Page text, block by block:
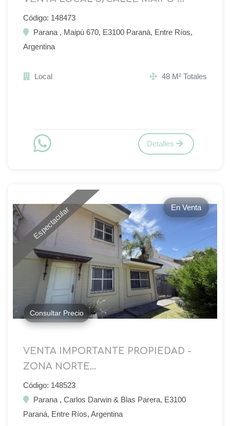
Código: 148473
Parana , Maipú 670, E3100 Paraná, Entre Ríos,
Argentina
Local 48 M² Totales
Detalles
Espectacular En Venta
Consultar Precio
VENTA IMPORTANTE PROPIEDAD -
ZONA NORTE...
Código: 148523
Parana , Carlos Darwin & Blas Parera, E3100
Paraná, Entre Ríos, Argentina